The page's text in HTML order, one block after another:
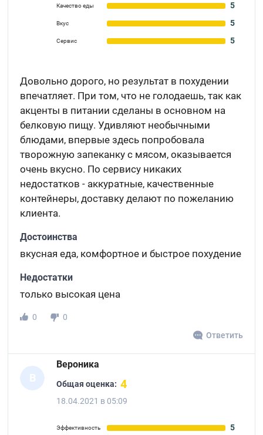
Качество еды 5
Вкус 5
Сервис 5
Довольно дорого, но результат в похудении
впечатляет. При том, что не голодаешь, так как
акценты в питании сделаны в основном на
белковую пищу. Удивляют необычными
блюдами, впервые здесь попробовала
творожную запеканку с мясом, оказывается
очень вкусно. По сервису никаких
недостатков - аккуратные, качественные
контейнеры, доставку делают по пожеланию
клиента.
Достоинства
вкусная еда, комфортное и быстрое похудение
Недостатки
только высокая цена
0
0
Ответить
В
Вероника
Общая оценка: 4
18.04.2021 в 05:09
Эффективность 5